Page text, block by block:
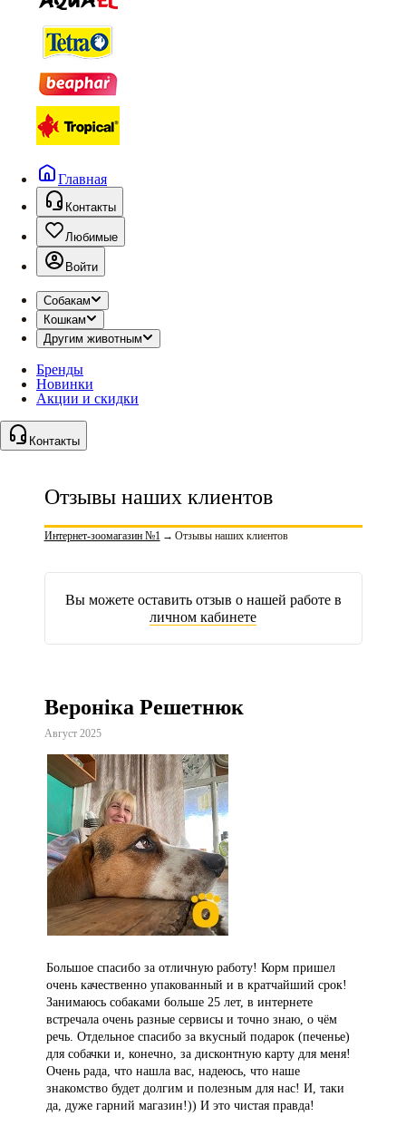
Главная
Контакты
Любимые
Войти
Собакам
Кошкам
Другим животным
Бренды
Новинки
Акции и скидки
Контакты
Отзывы наших клиентов
Интернет-зоомагазин №1 → Отзывы наших клиентов
Вы можете оставить отзыв о нашей работе в
личном кабинете
Вероніка Решетнюк
Август 2025
Большое спасибо за отличную работу! Корм пришел
очень качественно упакованный и в кратчайший срок!
Занимаюсь собаками больше 25 лет, в интернете
встречала очень разные сервисы и точно знаю, о чём
речь. Отдельное спасибо за вкусный подарок (печенье)
для собачки и, конечно, за дисконтную карту для меня!
Очень рада, что нашла вас, надеюсь, что наше
знакомство будет долгим и полезным для нас! И, таки
да, дуже гарний магазин!)) И это чистая правда!